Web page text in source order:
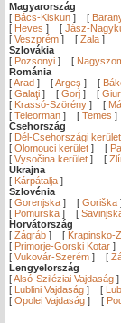
Magyarország
[ Bács-Kiskun ] [
[ Heves ] [ Jász-
[ Veszprém ] [ Zala ]
Szlovákia
[ Pozsonyi ] [
Románia
[Arad ] [Argeş ] [
[ Galaţi ] [ Gorj ] [
[ Krassó-Szörény ] [
[ Teleorman ] [ Temes ]
Csehország
[ Dél-Csehországi kerület
[ Olomouci kerület ] [
[ Vysočina kerület ] [
Ukrajna
[ Kárpátalja ]
Szlovénia
[ Gorenjska ] [ Goriška
[ Pomurska ] [
Horvátország
[ Zágráb ] [ Krapinsko-
[ Primorje-Gorski Kotar ]
[ Vukovár-Szerém ] [
Lengyelország
[Alsó-Sziléziai Vajdaság ]
[ Lublini Vajdaság ] [
[ Opolei Vajdaság ] [